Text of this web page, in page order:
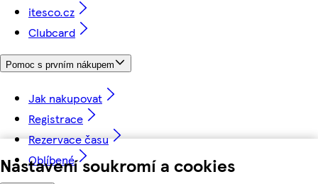
Nastavení soukromí a cookies
itesco.cz
Clubcard
Pomoc s prvním nákupem
Jak nakupovat
Registrace
Rezervace času
Oblíbené